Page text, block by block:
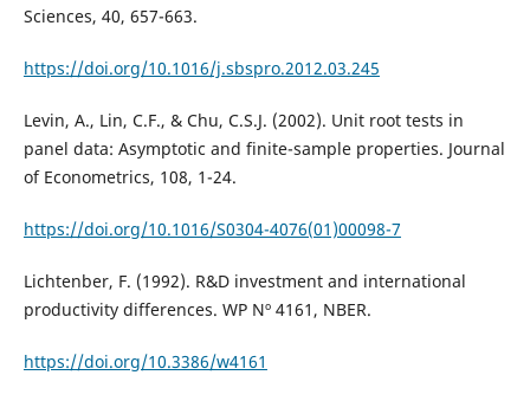
Sciences, 40, 657-663.
https://doi.org/10.1016/j.sbspro.2012.03.245
Levin, A., Lin, C.F., & Chu, C.S.J. (2002). Unit root tests in
panel data: Asymptotic and finite-sample properties. Journal
of Econometrics, 108, 1-24.
https://doi.org/10.1016/S0304-4076(01)00098-7
Lichtenber, F. (1992). R&D investment and international
productivity differences. WP Nº 4161, NBER.
https://doi.org/10.3386/w4161